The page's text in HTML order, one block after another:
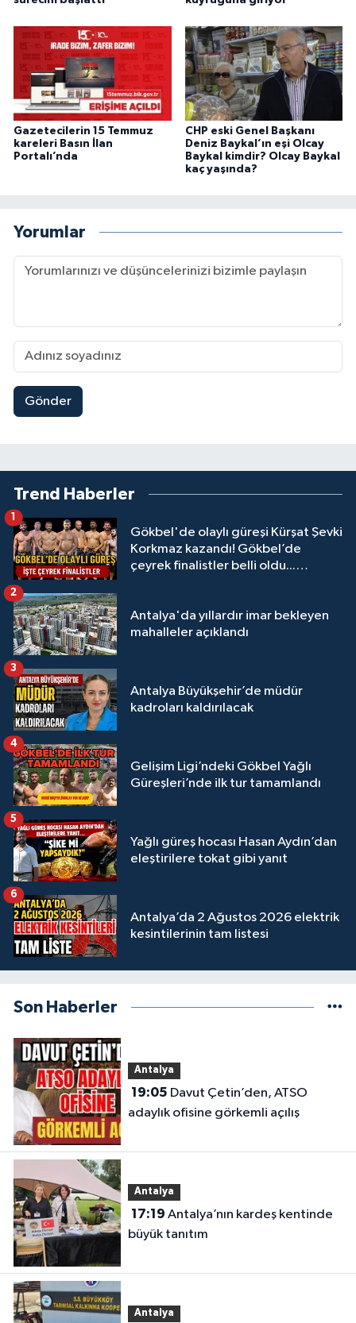
Gazetecilerin 15 Temmuz
kareleri Basın İlan
Portalı’nda
CHP eski Genel Başkanı
Deniz Baykal’ın eşi Olcay
Baykal kimdir? Olcay Baykal
kaç yaşında?
Yorumlar
Gönder
Trend Haberler
Gökbel'de olaylı güreşi Kürşat Şevki
Korkmaz kazandı! Gökbel’de
çeyrek finalistler belli oldu...
Antalya'da yıllardır imar bekleyen
mahalleler açıklandı
2
Antalya Büyükşehir’de müdür
kadroları kaldırılacak
3
Gelişim Ligi’ndeki Gökbel Yağlı
Güreşleri’nde ilk tur tamamlandı
4
Yağlı güreş hocası Hasan Aydın’dan
eleştirilere tokat gibi yanıt
5
Antalya’da 2 Ağustos 2026 elektrik
kesintilerinin tam listesi
6
Son Haberler
Antalya
19:05
adaylık ofisine görkemli açılış
Antalya
17:19
büyük tanıtım
Antalya